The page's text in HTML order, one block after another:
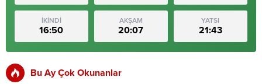
İKİNDİ
16:50
AKŞAM
20:07
YATSI
21:43
Bu Ay Çok Okunanlar